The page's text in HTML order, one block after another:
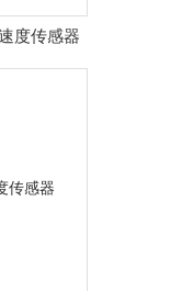
度传感器